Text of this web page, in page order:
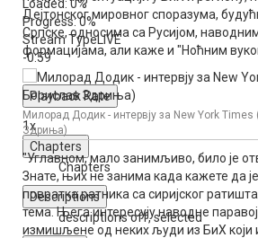
Loaded: 0%
Progress: 0%
Stream TypeLIVE
-0:59
Playback Rate
1x
Chapters
Chapters
Descriptions
descriptions off, selected
Дејтонског мировног споразума,
Српске, односима са Русијом,
формацијама, али каже и "Ноћним
Милорад Додик - интервју за New York
Здриња)
"Углавном, мало занимљиво, било је
Знате, њих не занима када кажете да
повратка ратника са сиријског
тема. Њега интересују наводне
измишљене од неких људи из БиХ који